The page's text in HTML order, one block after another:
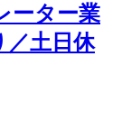
ーター業
／土日休